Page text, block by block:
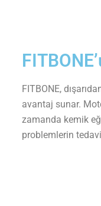
FITBONE,
avantaj sunar.
zamanda kemik
problemlerin